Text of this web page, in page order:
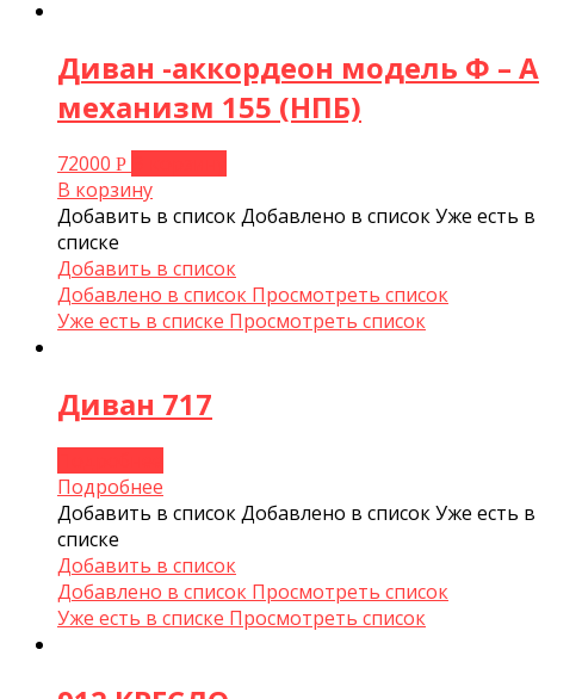
Диван -аккордеон модель Ф – А
механизм 155 (НПБ)
72000 Р
В корзину
Добавить в списокДобавлено в списокУже есть в
списке
Добавить в список
Добавлено в список Просмотреть список
Уже есть в списке Просмотреть список
Диван 717
Подробнее
Добавить в списокДобавлено в списокУже есть в
списке
Добавить в список
Добавлено в список Просмотреть список
Уже есть в списке Просмотреть список